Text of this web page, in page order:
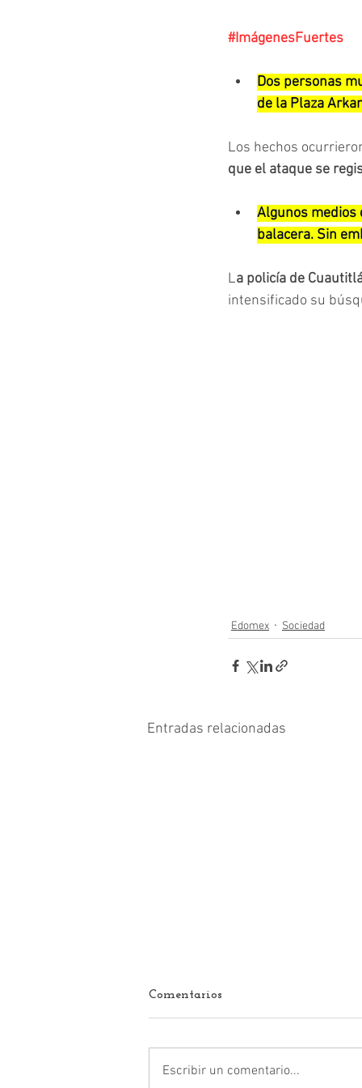
#ImágenesFuertes
Dos personas
de la Plaza
Los hechos
que el ataque se
Algunos medios
balacera. Sin
La policía de
intensificado su
Edomex Sociedad
Entradas relacionadas
Comentarios
Escribir un comentario...